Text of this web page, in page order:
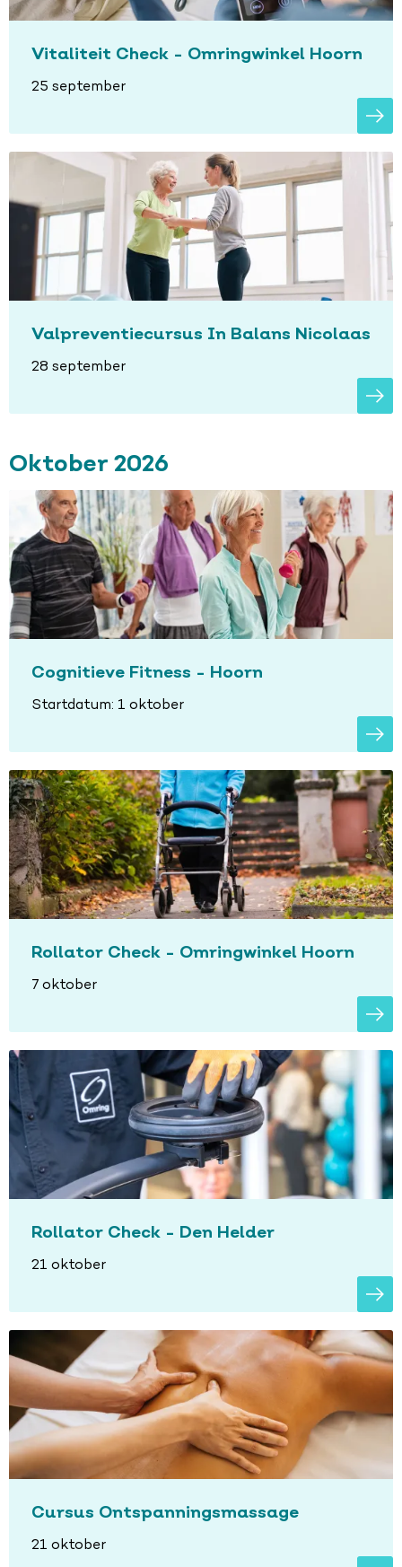
Vitaliteit Check - Omringwinkel Hoorn
25 september
Valpreventiecursus In Balans Nicolaas
28 september
Oktober 2026
Cognitieve Fitness - Hoorn
Startdatum: 1 oktober
Rollator Check - Omringwinkel Hoorn
7 oktober
Rollator Check - Den Helder
21 oktober
Cursus Ontspanningsmassage
21 oktober